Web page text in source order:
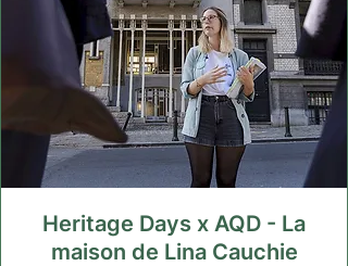
Heritage Days x AQD - La
maison de Lina Cauchie